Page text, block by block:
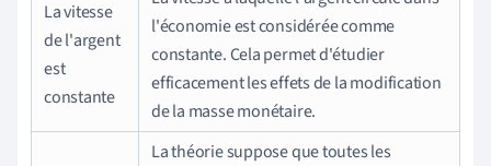
La vitesse
de l'argent
est
constante
l'économie est considérée comme
constante. Cela permet d'étudier
efficacement les effets de la modification
de la masse monétaire.
La théorie suppose que toutes les